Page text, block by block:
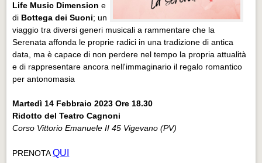
Life Music Dimension e
di Bottega dei Suoni; un
viaggio tra diversi generi musicali a rammentare che la
Serenata affonda le proprie radici in una tradizione di antica
data, ma è capace di non perdere nel tempo la propria attualità
e di rappresentare ancora nell'immaginario il regalo romantico
per antonomasia
Martedì 14 Febbraio 2023Ore 18.30
Ridotto del Teatro Cagnoni
Corso Vittorio Emanuele II 45 Vigevano (PV)
PRENOTAQUI